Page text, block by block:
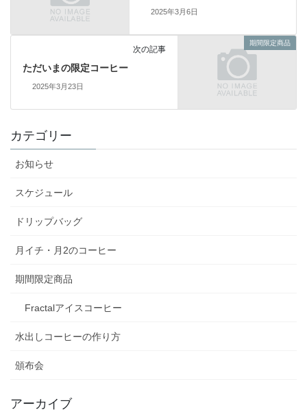
2025年3月6日
期間限定商品
次の記事
ただいまの限定コーヒー
2025年3月23日
カテゴリー
お知らせ
スケジュール
ドリップバッグ
月イチ・月2のコーヒー
期間限定商品
Fractalアイスコーヒー
水出しコーヒーの作り方
頒布会
アーカイブ